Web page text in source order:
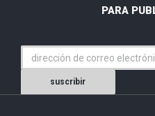
PARA
suscribir